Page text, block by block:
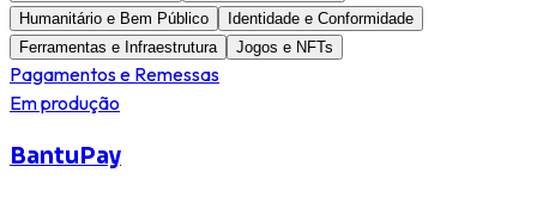
Humanitário e Bem Público
Identidade e Conformidade
Ferramentas e Infraestrutura
Jogos e NFTs
Pagamentos e Remessas
Em produção
BantuPay